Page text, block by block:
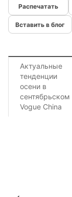
Вставить в блог
Актуальные
тенденции
осени в
сентябрьском
Vogue China